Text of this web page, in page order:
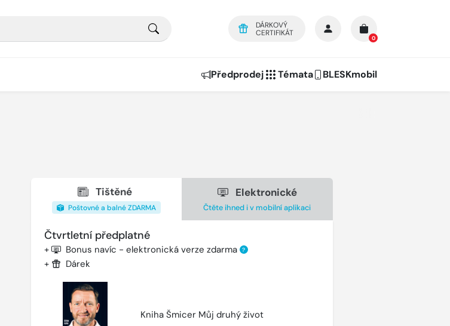
DÁRKOVÝ
CERTIFIKÁT
0
Předprodej Témata BLESKmobil
Tištěné
Poštovné a balné ZDARMA
Elektronické
Čtěte ihned i v mobilní aplikaci
Čtvrtletní předplatné
+ Bonus navíc - elektronická verze zdarma ?
+ Dárek
Kniha Šmicer Můj druhý život